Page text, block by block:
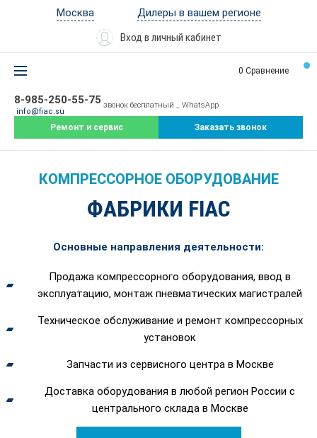
Москва
Дилеры в вашем регионе
Вход в личный кабинет
0 Сравнение
8-985-250-55-75
info@fiac.su
звонок бесплатный _ WhatsApp
Ремонт и сервис Заказать звонок
КОМПРЕССОРНОЕ ОБОРУДОВАНИЕ
ФАБРИКИ FIAC
Основные направления деятельности:
Продажа компрессорного оборудования, ввод в
эксплуатацию, монтаж пневматических магистралей
Техническое обслуживание и ремонт компрессорных
установок
Запчасти из сервисного центра в Москве
Доставка оборудования в любой регион России с
центрального склада в Москве